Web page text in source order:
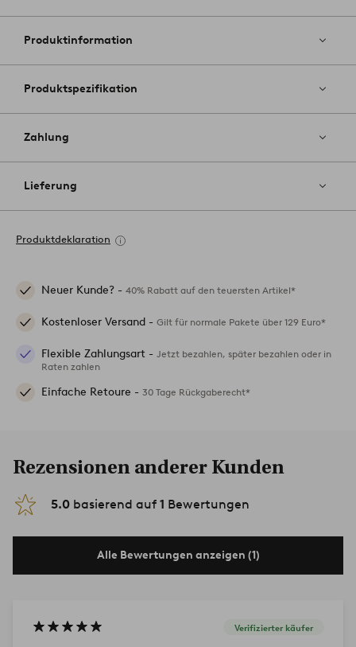
Favoriten
Produktinformation
Produktspezifikation
Zahlung
Lieferung
Produktdeklaration
Neuer Kunde? - 40% Rabatt auf den teuersten Artikel*
Kostenloser Versand - Gilt für normale Pakete über 129 Euro*
Flexible Zahlungsart - Jetzt bezahlen, später bezahlen oder in
Raten zahlen
Einfache Retoure - 30 Tage Rückgaberecht*
Rezensionen anderer Kunden
5.0 basierend auf 1 Bewertungen
Alle Bewertungen anzeigen (1)
Verifizierter käufer